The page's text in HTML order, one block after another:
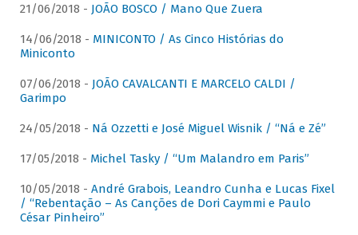
21/06/2018 - JOÃO BOSCO / Mano Que Zuera
14/06/2018 - MINICONTO / As Cinco Histórias do
Miniconto
07/06/2018 - JOÃO CAVALCANTI E MARCELO CALDI /
Garimpo
24/05/2018 - Ná Ozzetti e José Miguel Wisnik / “Ná e Zé”
17/05/2018 - Michel Tasky / “Um Malandro em Paris”
10/05/2018 - André Grabois, Leandro Cunha e Lucas Fixel
/ “Rebentação – As Canções de Dori Caymmi e Paulo
César Pinheiro”